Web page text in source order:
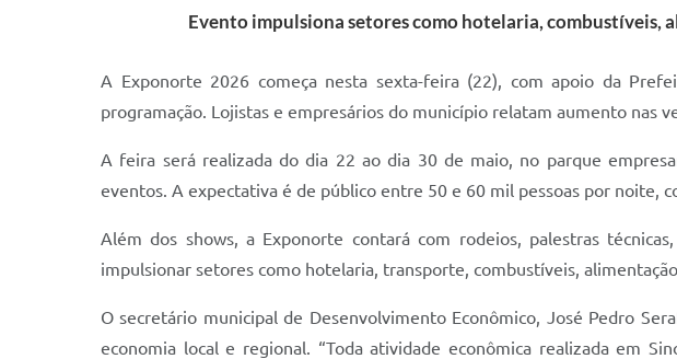
Evento impulsiona setores como hotelaria, combustíveis,
A Exponorte 2026 começa nesta sexta-feira (22), com apoio da
programação. Lojistas e empresários do município relatam aumento nas
A feira será realizada do dia 22 ao dia 30 de maio, no parque
eventos. A expectativa é de público entre 50 e 60 mil pessoas por noite,
Além dos shows, a Exponorte contará com rodeios, palestras
impulsionar setores como hotelaria, transporte, combustíveis,
O secretário municipal de Desenvolvimento Econômico, José Pedro
economia local e regional. “Toda atividade econômica realizada em